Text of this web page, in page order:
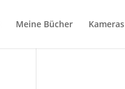
Meine Bücher Kameras